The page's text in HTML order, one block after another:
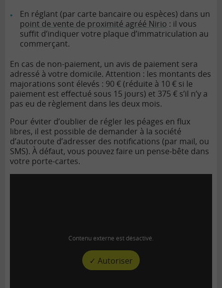
En réglant (par carte bancaire ou espèces) dans un
point de vente de proximité agréé Nirio : il vous
suffit d’indiquer votre plaque d’immatriculation au
commerçant.
En cas de non-paiement, un avis de paiement sera
adressé à votre domicile. Attention : les montants des
majorations sont élevés : 90 € (réduite à 10 € si le
paiement est effectué sous 15 jours) et 375 € s’il n’y a
pas eu de règlement dans les deux mois.
Pour éviter d’oublier de régler les péages en flux
libres, il est possible de demander à la société
d’autoroute d’adresser des notifications (par mail, ou
SMS). À défaut, vous pouvez faire un pense-bête dans
votre porte-cartes.
Contenu externe est désactivé.
✓ Autoriser